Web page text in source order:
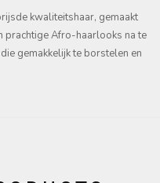
kwaliteitshaar, gemaakt
prachtige Afro-haarlooks na te
gemakkelijk te borstelen en